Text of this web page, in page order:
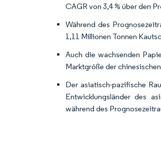
CAGR von 3,4 % über den
Während des
1,11 Millionen Tonnen
Auch die wachsenden
Marktgröße der
Der asiatisch-pazifische
Entwicklungsländer des
während des